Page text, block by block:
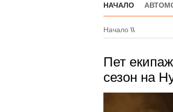
НАЧАЛО
Начало \\
Пет
сезон на